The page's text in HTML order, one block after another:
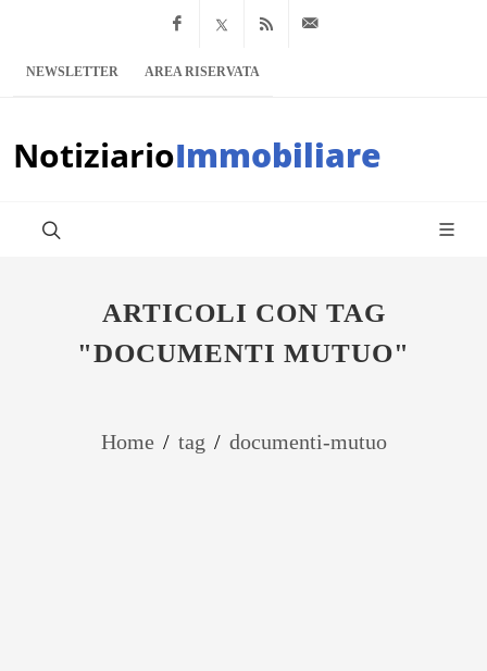
Facebook
x.com Feed RSS
NEWSLETTER AREA RISERVATA
NotiziarioImmobiliare
ARTICOLI CON TAG
"DOCUMENTI MUTUO"
Home / tag / documenti-mutuo